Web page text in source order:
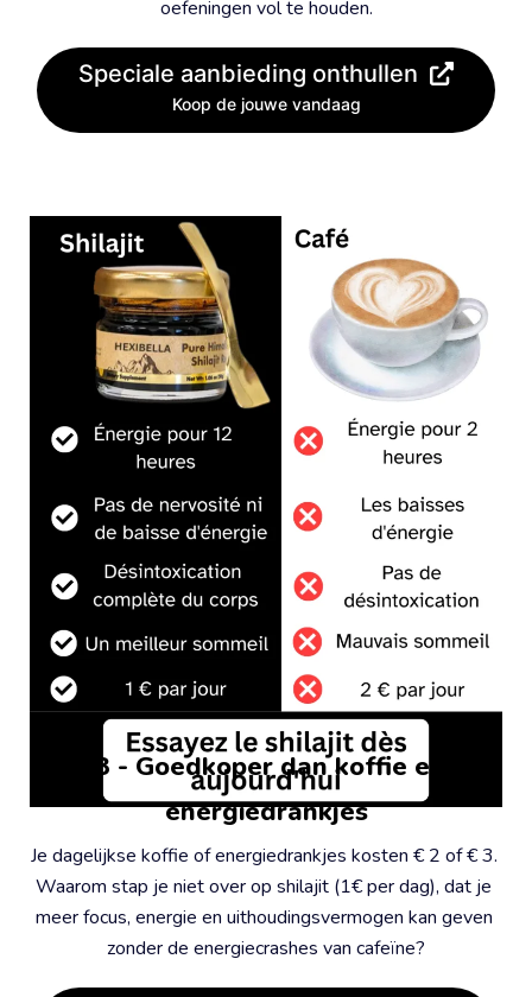
oefeningen vol te houden.
Speciale aanbieding onthullen
Koop de jouwe vandaag
#3 - Goedkoper dan koffie en
energiedrankjes
Je dagelijkse koffie of energiedrankjes kosten € 2 of € 3.
Waarom stap je niet over op shilajit (1€ per dag), dat je
meer focus, energie en uithoudingsvermogen kan geven
zonder de energiecrashes van cafeïne?